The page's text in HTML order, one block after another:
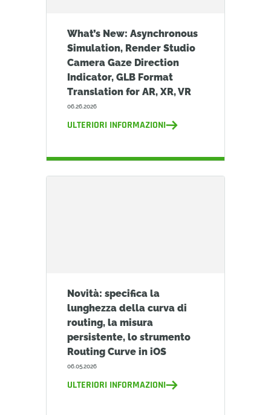
What’s New: Asynchronous
Simulation, Render Studio
Camera Gaze Direction
Indicator, GLB Format
Translation for AR, XR, VR
06.26.2026
ULTERIORI INFORMAZIONI
Novità: specifica la
lunghezza della curva di
routing, la misura
persistente, lo strumento
Routing Curve in iOS
06.05.2026
ULTERIORI INFORMAZIONI